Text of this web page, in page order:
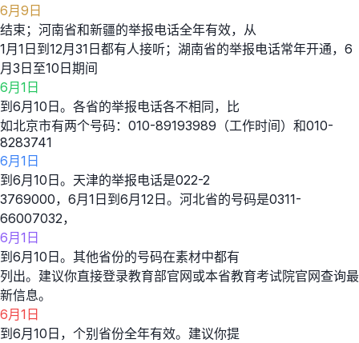
6月9日
结束；河南省和新疆的举报电话全年有效，从
1月1日到12月31日都有人接听；湖南省的举报电话常年开通，6
月3日至10日期间
6月1日
到6月10日。各省的举报电话各不相同，比
如北京市有两个号码：010-89193989（工作时间）和010-
8283741
6月1日
到6月10日。天津的举报电话是022-2
3769000，6月1日到6月12日。河北省的号码是0311-
66007032，
6月1日
到6月10日。其他省份的号码在素材中都有
列出。建议你直接登录教育部官网或本省教育考试院官网查询最
新信息。
6月1日
到6月10日，个别省份全年有效。建议你提